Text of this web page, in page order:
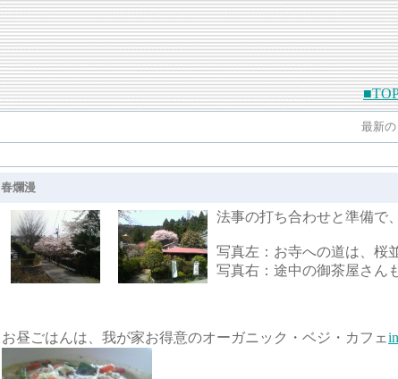
■TOP
最新
春爛漫
法事の打ち合わせと準備で
写真左：お寺への道は、桜
写真右：途中の御茶屋さん
お昼ごはんは、我が家お得意のオーガニック・ベジ・カフェ